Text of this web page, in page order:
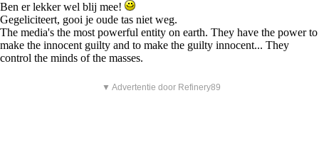
Ben er lekker wel blij mee!
Gegeliciteert, gooi je oude tas niet weg.
The media's the most powerful entity on earth. They have the power to
make the innocent guilty and to make the guilty innocent... They
control the minds of the masses.
▼ Advertentie door Refinery89